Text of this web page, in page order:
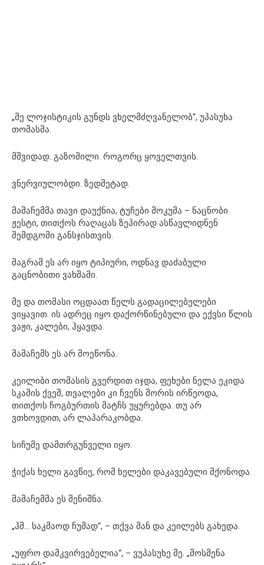
„მე ლოჯისტიკის გუნდს ვხელმძღვანელობ“, უპასუხა
თომასმა.
მშვიდად. გაზომილი. როგორც ყოველთვის.
ვნერვიულობდი. ზედმეტად.
მამაჩემმა თავი დაუქნია, ტუჩები მოკუმა – ნაცნობი
ჟესტი, თითქოს რაღაცას ზეპირად ასწავლიდნენ
შემდგომი განსჯისთვის.
მაგრამ ეს არ იყო ტიპიური, ოდნავ დაძაბული
გაცნობითი ვახშამი.
მე და თომასი ოცდაათ წელს გადაცილებულები
ვიყავით. ის ადრეც იყო დაქორწინებული და ექვსი წლის
ვაჟი, კალები, ჰყავდა.
მამაჩემს ეს არ მოეწონა.
კეილიბი თომასის გვერდით იჯდა, ფეხები ნელა ეკიდა
სკამის ქვეშ, თვალები კი ჩვენს შორის ირწეოდა,
თითქოს ჩოგბურთის მატჩს უყურებდა. თუ არ
ვთხოვდით, არ ლაპარაკობდა.
სიჩუმე დამთრგუნველი იყო.
ჭიქას ხელი გავწიე, რომ ხელები დაკავებული მქონოდა.
მამაჩემმა ეს შენიშნა.
„ჰმ… საკმაოდ ჩუმად“, – თქვა მან და კეილებს გახედა.
„უფრო დამკვირვებელია“, – ვუპასუხე მე. „მოსმენა